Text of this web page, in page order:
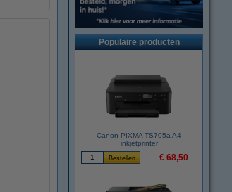
Populaire producten
Canon PIXMA TS705a A4
inkjetprinter
€ 68,50